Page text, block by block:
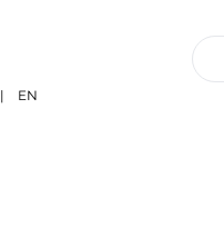
| EN